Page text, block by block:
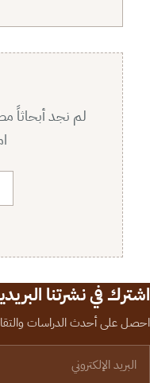
لم نجد أبحاثاً
اشترك في نشرتنا
احصل على أحدث الدراسات